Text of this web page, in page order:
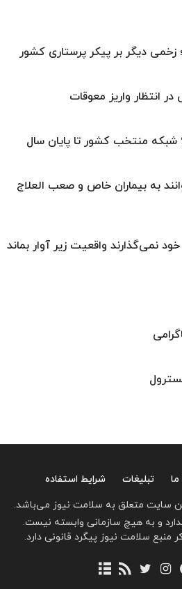
دیگر بر پیکر پرستاری کشور
انتظار واریز معوقات
به بیماران خاص و صعب العلاج
نمی‌گذارند واقعیت زیر آوار بماند
ما تبلیغات
شرایط استفاده
سایت متعلق به سلامت نیوز می‌باشد.
و به هیچ سازمانی وابسته نیست.
منبع سلامت نیوز پیگرد قانونی دارد.